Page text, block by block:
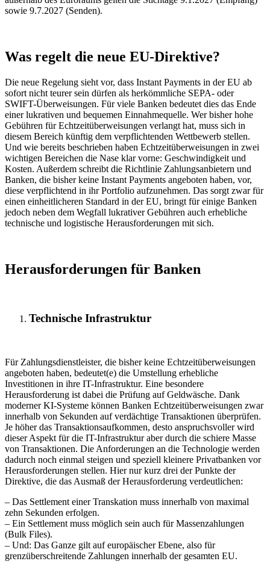
sowie 9.7.2027 (Senden).
Was regelt die neue EU-Direktive?
Die neue Regelung sieht vor, dass Instant Payments in der EU ab
sofort nicht teurer sein dürfen als herkömmliche SEPA- oder
SWIFT-Überweisungen. Für viele Banken bedeutet dies das Ende
einer lukrativen und bequemen Einnahmequelle. Wer bisher hohe
Gebühren für Echtzeitüberweisungen verlangt hat, muss sich in
diesem Bereich künftig dem verpflichtenden Wettbewerb stellen.
Und wie bereits beschrieben haben Echtzeitüberweisungen in zwei
wichtigen Bereichen die Nase klar vorne: Geschwindigkeit und
Kosten. Außerdem schreibt die Richtlinie Zahlungsanbietern und
Banken, die bisher keine Instant Payments angeboten haben, vor,
diese verpflichtend in ihr Portfolio aufzunehmen. Das sorgt zwar für
einen einheitlicheren Standard in der EU, bringt für einige Banken
jedoch neben dem Wegfall lukrativer Gebühren auch erhebliche
technische und logistische Herausforderungen mit sich.
Herausforderungen für Banken
Technische Infrastruktur
Für Zahlungsdienstleister, die bisher keine Echtzeitüberweisungen
angeboten haben, bedeutet(e) die Umstellung erhebliche
Investitionen in ihre IT-Infrastruktur. Eine besondere
Herausforderung ist dabei die Prüfung auf Geldwäsche. Dank
moderner KI-Systeme können Banken Echtzeitüberweisungen zwar
innerhalb von Sekunden auf verdächtige Transaktionen überprüfen.
Je höher das Transaktionsaufkommen, desto anspruchsvoller wird
dieser Aspekt für die IT-Infrastruktur aber durch die schiere Masse
von Transaktionen. Die Anforderungen an die Technologie werden
dadurch noch einmal steigen und speziell kleinere Privatbanken vor
Herausforderungen stellen. Hier nur kurz drei der Punkte der
Direktive, die das Ausmaß der Herausforderung verdeutlichen:
– Das Settlement einer Transkation muss innerhalb von maximal
zehn Sekunden erfolgen.
– Ein Settlement muss möglich sein auch für Massenzahlungen
(Bulk Files).
– Und: Das Ganze gilt auf europäischer Ebene, also für
grenzüberschreitende Zahlungen innerhalb der gesamten EU.